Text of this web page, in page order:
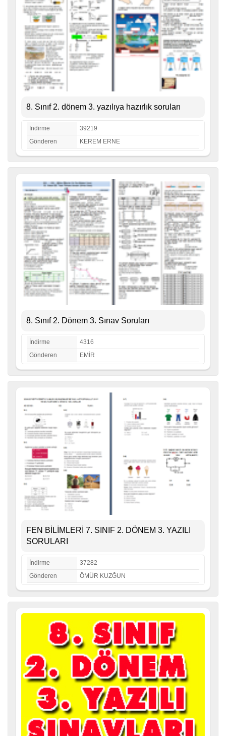
8. Sınıf 2. dönem 3. yazılıya hazırlık soruları
İndirme
39219
Gönderen
KEREM ERNE
8. Sınıf 2. Dönem 3. Sınav Soruları
İndirme
4316
Gönderen
EMİR
FEN BİLİMLERİ 7. SINIF 2. DÖNEM 3. YAZILI
SORULARI
İndirme
37282
Gönderen
ÖMÜR KUZĞUN